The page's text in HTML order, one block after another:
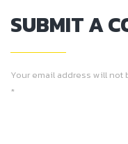
SUBMIT A
Your email address will not
*